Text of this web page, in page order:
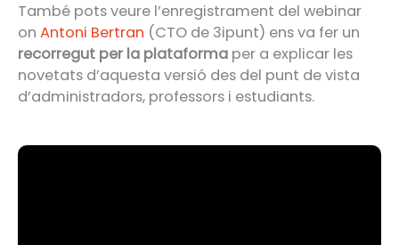
També pots veure l’enregistrament del webinar
on Antoni Bertran (CTO de 3ipunt) ens va fer un
recorregut per la plataforma per a explicar les
novetats d’aquesta versió des del punt de vista
d’administradors, professors i estudiants.